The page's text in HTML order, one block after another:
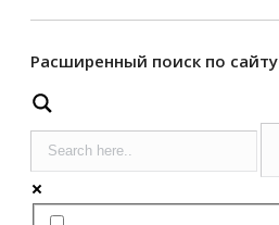
Расширенный поиск по сайту